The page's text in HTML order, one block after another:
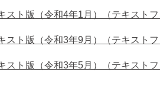
スト版（令和4年1月）（テキストフ
スト版（令和3年9月）（テキストフ
スト版（令和3年5月）（テキストフ